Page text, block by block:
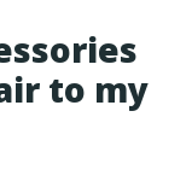
to my